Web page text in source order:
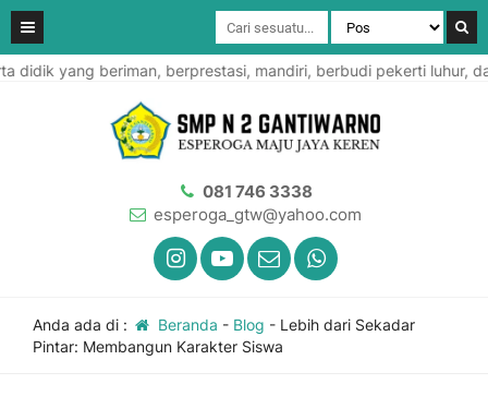
yang beriman, berprestasi, mandiri, berbudi pekerti luhur,
081 746 3338
esperoga_gtw@yahoo.com
Anda ada di : Beranda - Blog - Lebih dari Sekadar
Pintar: Membangun Karakter Siswa